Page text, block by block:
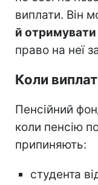
виплати. Він
й отримувати
право на неї
Коли
Пенсійний
коли пенсію
припиняють:
студента